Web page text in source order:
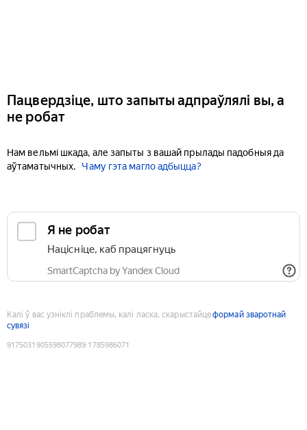
Пацвердзіце, што запыты адпраўлялі вы, а
не робат
Нам вельмі шкада, але запыты з вашай прылады падобныя да
аўтаматычных.
Чаму гэта магло адбыцца?
Я не робат
Націсніце, каб працягнуць
SmartCaptcha by Yandex Cloud
Калі ў вас узніклі праблемы, калі ласка, скарыстайцеформай зваротнай
сувязі
9175031905598077989:1785986071